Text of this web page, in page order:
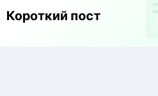
Короткий пост